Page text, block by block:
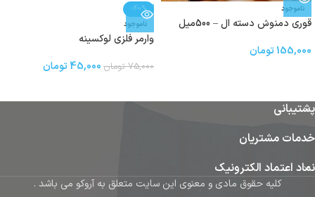
ناموجود
قوری دمنوش دسته ال – 500میل
155,000تومان
-40%
ناموجود
وارمر فلزی لوکسینه
75,000 تومان 45,000تومان
پشتیبانی
خدمات مشتریان
نماد اعتماد الکترونیک
کلیه حقوق مادی و معنوی این سایت متعلق به آروکو می باشد .